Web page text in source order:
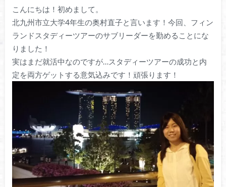
こんにちは！初めまして。
北九州市立大学4年生の奥村直子と言います！今回、フィン
ランドスタディーツアーのサブリーダーを勤めることにな
りました！
実はまだ就活中なのですが…スタディーツアーの成功と内
定を両方ゲットする意気込みです！頑張ります！